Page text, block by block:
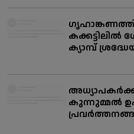
കക്കട്ടിലിൽ
ക്യാമ്പ്
കുന്നുമ്മൽ